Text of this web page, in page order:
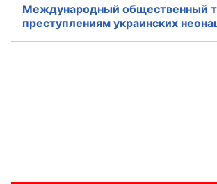
Международный общественный
преступлениям украинских